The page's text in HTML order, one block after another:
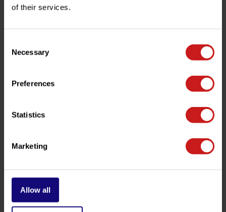
of their services.
Selection
Necessary
Preferences
Statistics
Marketing
Allow all
Avez-vous des questions concernant ce produit ?
Produits associés